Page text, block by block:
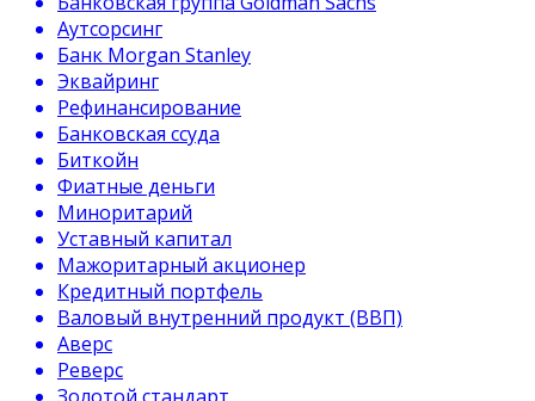
Аутсорсинг
Банк Morgan Stanley
Эквайринг
Рефинансирование
Банковская ссуда
Биткойн
Фиатные деньги
Миноритарий
Уставный капитал
Мажоритарный акционер
Кредитный портфель
Валовый внутренний продукт (ВВП)
Аверс
Реверс